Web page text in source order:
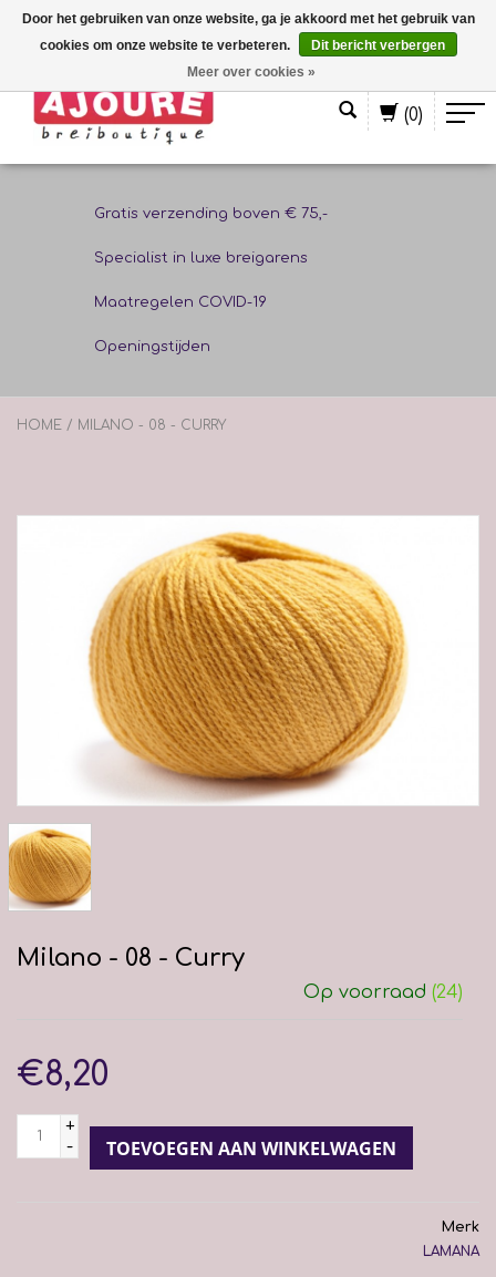
(0)
Gratis verzending boven € 75,-
Specialist in luxe breigarens
Maatregelen COVID-19
Openingstijden
HOME / MILANO - 08 - CURRY
Milano - 08 - Curry
Op voorraad (24)
€8,20
+
-
TOEVOEGEN AAN WINKELWAGEN
Merk
LAMANA
Door het gebruiken van onze website, ga je akkoord met het gebruik van
cookies om onze website te verbeteren.
Dit bericht verbergen
Meer over cookies »